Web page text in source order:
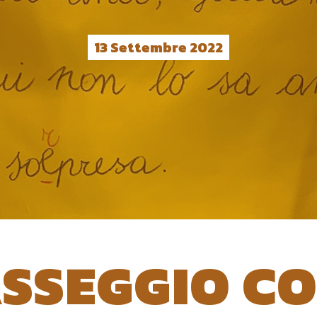
13 Settembre 2022